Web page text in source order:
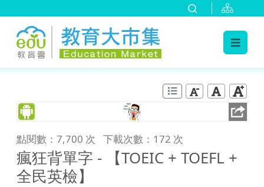
點閱數：7,700 次 下載次數：172 次
瘋狂背單字 - 【TOEIC + TOEFL +
全民英檢】